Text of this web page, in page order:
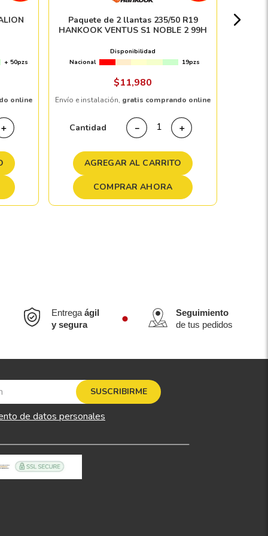
+ 50pzs
online
＋
Paquete de 2 llantas 235/50 R19
HANKOOK VENTUS S1 NOBLE 2 99H
Disponibilidad
Nacional
19pzs
$11,980
Envío e instalación, gratis comprando online
Cantidad ＋
－
AGREGAR AL CARRITO
COMPRAR AHORA
Entregaágil
y segura
Seguimiento
de tus pedidos
SUSCRIBIRME
de datos personales